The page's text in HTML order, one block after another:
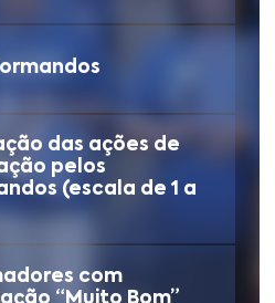
das ações de
pelos
(escala de 1 a
com